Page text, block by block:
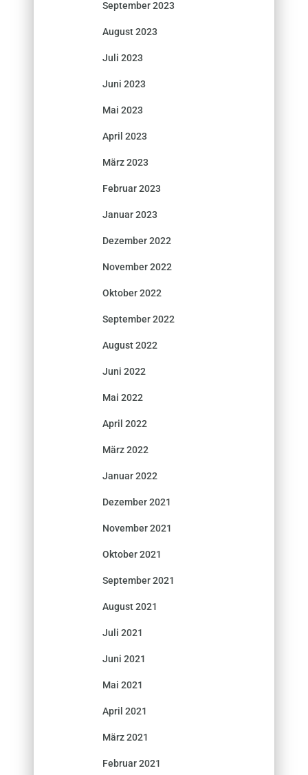
September 2023
August 2023
Juli 2023
Juni 2023
Mai 2023
April 2023
März 2023
Februar 2023
Januar 2023
Dezember 2022
November 2022
Oktober 2022
September 2022
August 2022
Juni 2022
Mai 2022
April 2022
März 2022
Januar 2022
Dezember 2021
November 2021
Oktober 2021
September 2021
August 2021
Juli 2021
Juni 2021
Mai 2021
April 2021
März 2021
Februar 2021